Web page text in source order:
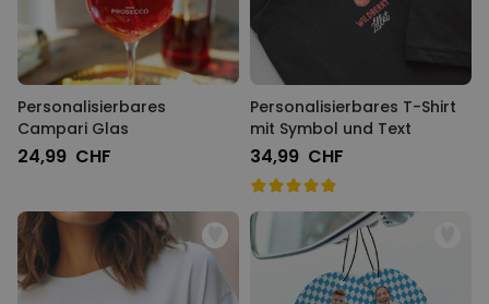
Personalisierbares
Campari Glas
24,99 CHF
Personalisierbares T-Shirt
mit Symbol und Text
34,99 CHF